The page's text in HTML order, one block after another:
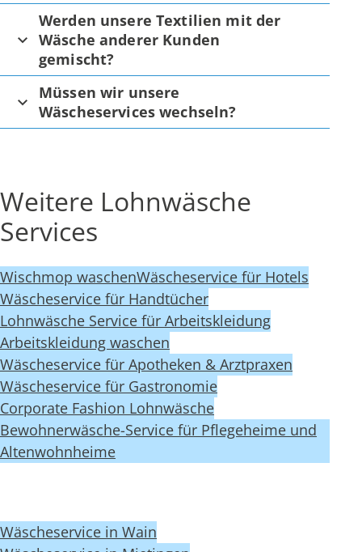
Werden unsere Textilien mit der
Wäsche anderer Kunden
gemischt?
Müssen wir unsere
Wäscheservices wechseln?
Weitere Lohnwäsche
Services
Wischmop waschenWäscheservice für Hotels
Wäscheservice für Handtücher
Lohnwäsche Service für Arbeitskleidung
Arbeitskleidung waschen
Wäscheservice für Apotheken & Arztpraxen
Wäscheservice für Gastronomie
Corporate Fashion Lohnwäsche
Bewohnerwäsche-Service für Pflegeheime und
Altenwohnheime
Wäscheservice in Wain